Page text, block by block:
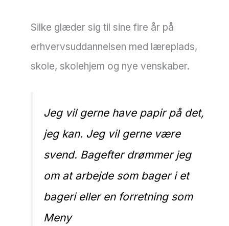
Silke glæder sig til sine fire år på
erhvervsuddannelsen med læreplads,
skole, skolehjem og nye venskaber.
Jeg vil gerne have papir på det,
jeg kan. Jeg vil gerne være
svend. Bagefter drømmer jeg
om at arbejde som bager i et
bageri eller en forretning som
Meny